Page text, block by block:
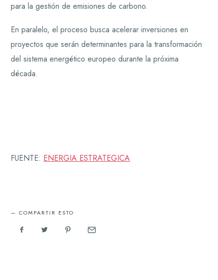
para la gestión de emisiones de carbono.
En paralelo, el proceso busca acelerar inversiones en
proyectos que serán determinantes para la transformación
del sistema energético europeo durante la próxima
década.
FUENTE: ENERGIA ESTRATEGICA
COMPARTIR ESTO